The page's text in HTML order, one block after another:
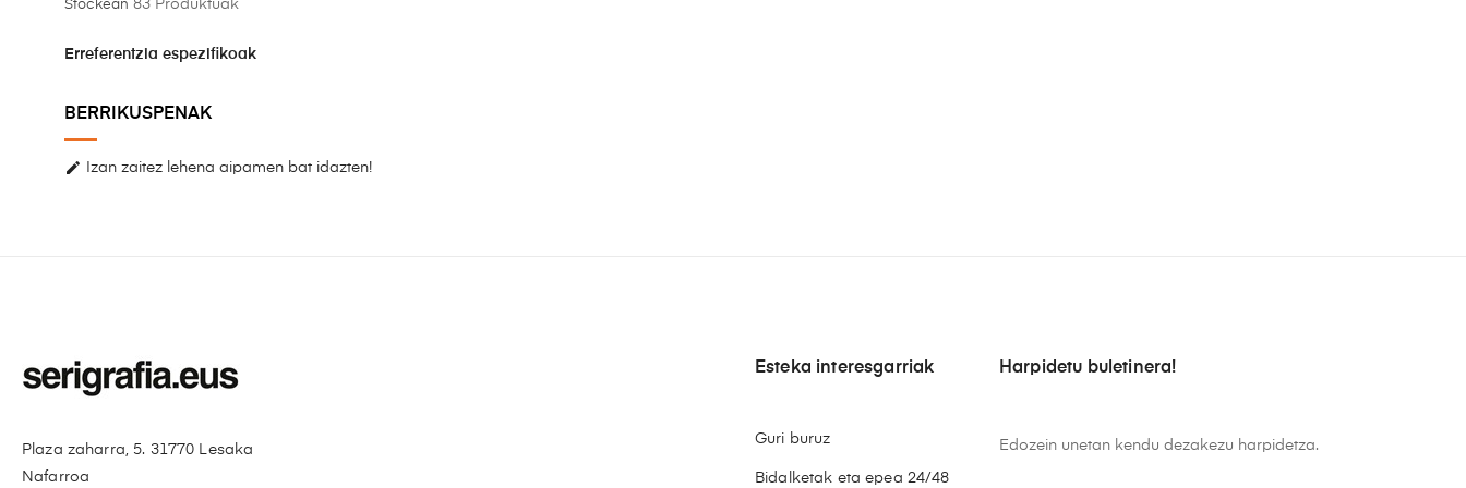
Stockean 83 Produktuak
Erreferentzia espezifikoak
BERRIKUSPENAK
 Izan zaitez lehena aipamen bat idazten!
Plaza zaharra, 5. 31770 Lesaka
Nafarroa
Esteka interesgarriak
Guri buruz
Bidalketak eta epea 24/48
Harpidetu buletinera!
Edozein unetan kendu dezakezu harpidetza.